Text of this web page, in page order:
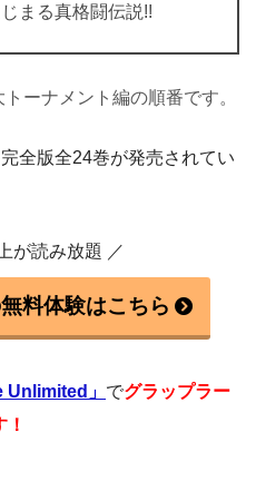
まる真格闘伝説!!
ーナメント編の順番です。
全版全24巻が発売されてい
が読み放題 ／
料体験はこちら
Unlimited」 でグラップラー